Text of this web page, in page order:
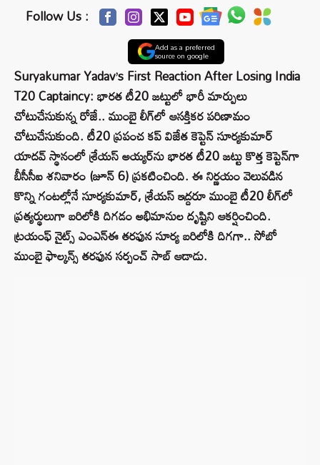
Follow Us :
Add as a preferred
source on google
Suryakumar Yadav’s First Reaction After Losing India
T20 Captaincy: భారత టీ20 జట్టులో భారీ మార్పులు
చోటుచేసుకున్న రోజే.. ముంబై లీగ్‌లో ఆసక్తికర పరిణామం
చోటుచేసుకుంది. టీ20 ప్రపంచ కప్ విజేత కెప్టెన్ సూర్యకుమార్
యాదవ్ స్థానంలో శ్రేయస్ అయ్యర్‌ను భారత టీ20 జట్టు కొత్త కెప్టెన్‌గా
బీసీసీఐ శనివారం (జూన్ 6) ప్రకటించింది. ఈ నిర్ణయం వెలువడిన
కొన్ని గంటల్లోనే సూర్యకుమార్, శ్రేయస్ ఇద్దరూ ముంబై టీ20 లీగ్‌లో
ప్రత్యర్థులుగా బరిలోకి దిగడం అభిమానుల దృష్టిని ఆకర్షించింది.
ట్రయంఫ్ నైట్స్ ఎంఎన్‌ఈ తరఫున సూర్య బరిలోకి దిగగా.. సోబో
ముంబై ఫాల్కన్స్ తరఫున సర్పంచ్ సాబ్ ఆడాడు.